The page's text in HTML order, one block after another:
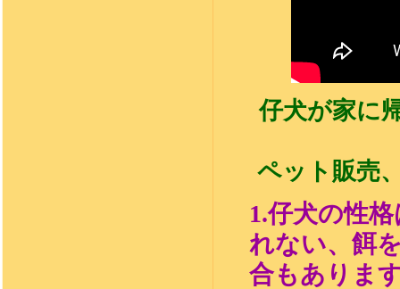
仔犬が家に
ペット販売
1.仔犬の性
れない、餌
合もありま